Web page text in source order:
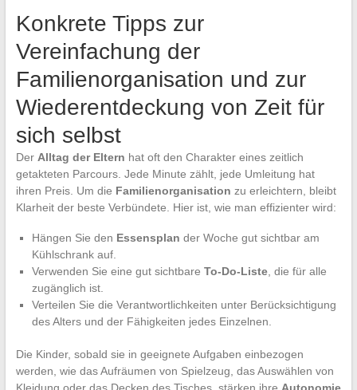
Konkrete Tipps zur
Vereinfachung der
Familienorganisation und zur
Wiederentdeckung von Zeit für
sich selbst
Der Alltag der Eltern hat oft den Charakter eines zeitlich
getakteten Parcours. Jede Minute zählt, jede Umleitung hat
ihren Preis. Um die Familienorganisation zu erleichtern, bleibt
Klarheit der beste Verbündete. Hier ist, wie man effizienter wird:
Hängen Sie den Essensplan der Woche gut sichtbar am
Kühlschrank auf.
Verwenden Sie eine gut sichtbare To-Do-Liste, die für alle
zugänglich ist.
Verteilen Sie die Verantwortlichkeiten unter Berücksichtigung
des Alters und der Fähigkeiten jedes Einzelnen.
Die Kinder, sobald sie in geeignete Aufgaben einbezogen
werden, wie das Aufräumen von Spielzeug, das Auswählen von